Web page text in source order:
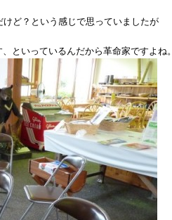
ど？という感じで思っていましたが
といっているんだから革命家ですよね。